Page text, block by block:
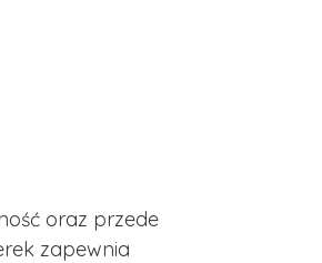
oraz przede
zapewnia